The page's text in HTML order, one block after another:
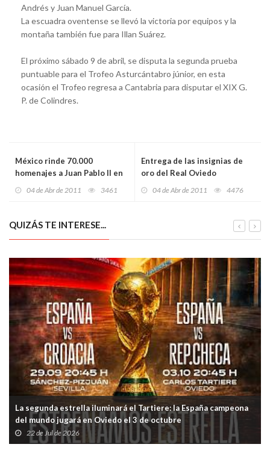
Andrés y Juan Manuel García.
La escuadra oventense se llevó la victoria por equipos y la
montaña también fue para Illan Suárez.
El próximo sábado 9 de abril, se disputa la segunda prueba
puntuable para el Trofeo Asturcántabro júnior, en esta
ocasión el Trofeo regresa a Cantabria para disputar el XIX G.
P. de Colindres.
México rinde 70.000
homenajes a Juan Pablo II en
04 de Abr de 2011 3461
Entrega de las insignias de
oro del Real Oviedo
04 de Abr de 2011 4476
QUIZÁS TE INTERESE...
La segunda estrella iluminará el Tartiere: la España campeona
del mundo jugará en Oviedo el 3 de octubre
22 de Jul de 2026